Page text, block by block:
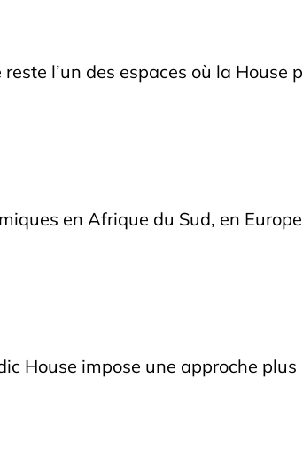
l’un des espaces où la House
en Afrique du Sud, en
House impose une approche plus